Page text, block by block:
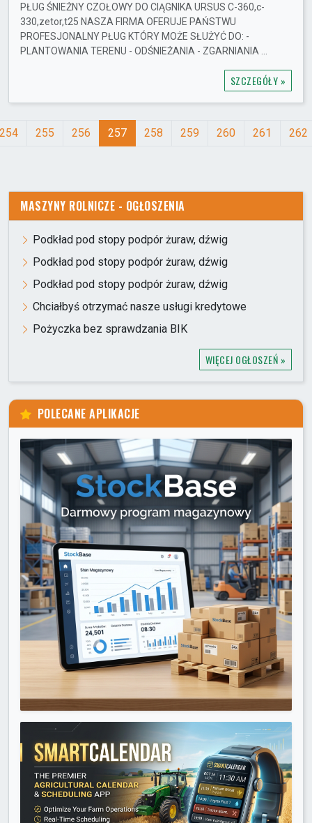
PŁUG ŚNIEŻNY CZOŁOWY DO CIĄGNIKA URSUS C-360,c-
330,zetor,t25 NASZA FIRMA OFERUJE PAŃSTWU
PROFESJONALNY PŁUG KTÓRY MOŻE SŁUŻYĆ DO: -
PLANTOWANIA TERENU - ODŚNIEŻANIA - ZGARNIANIA ...
SZCZEGÓŁY »
255 256 257 258 259 260 261 262
MASZYNY ROLNICZE - OGŁOSZENIA
Podkład pod stopy podpór żuraw, dźwig
Podkład pod stopy podpór żuraw, dźwig
Podkład pod stopy podpór żuraw, dźwig
Chciałbyś otrzymać nasze usługi kredytowe
Pożyczka bez sprawdzania BIK
WIĘCEJ OGŁOSZEŃ »
POLECANE APLIKACJE